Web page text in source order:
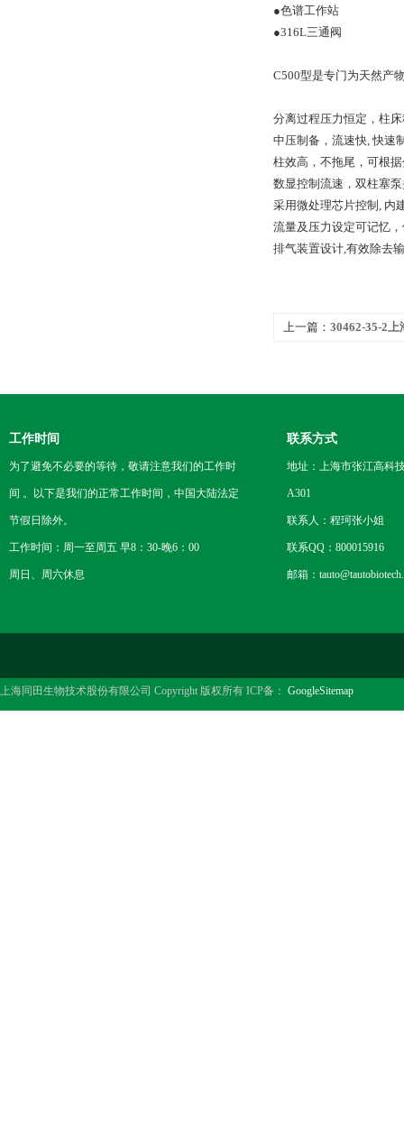
●色谱工作站
●316L三通阀
C500型是专门为天然产
分离过程压力恒定，柱
中压制备，流速快, 快速
柱效高，不拖尾，可根
数显控制流速，双柱塞
采用微处理芯片控制, 内
流量及压力设定可记忆
排气装置设计,有效除去
上一篇： 30462-35-2上
工作时间
为了避免不必要的等待，敬请注意我们的工作时
间 。以下是我们的正常工作时间，中国大陆法定
节假日除外。
工作时间：周一至周五 早8：30-晚6：00
周日、周六休息
联系方式
地址：上海市张江高科
A301
联系人：程珂张小姐
联系QQ：800015916
邮箱：
上海同田生物技术股份有限公司 Copyright 版权所有 ICP备： GoogleSitemap